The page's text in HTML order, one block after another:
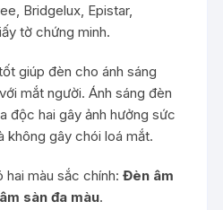
Bridgelux, Epistar,
tờ chứng minh.
giúp đèn cho ánh sáng
mắt người. Ánh sáng đèn
độc hai gây ảnh hưởng sức
không gây chói loá mắt.
hai màu sắc chính:Đèn âm
sàn đa màu.